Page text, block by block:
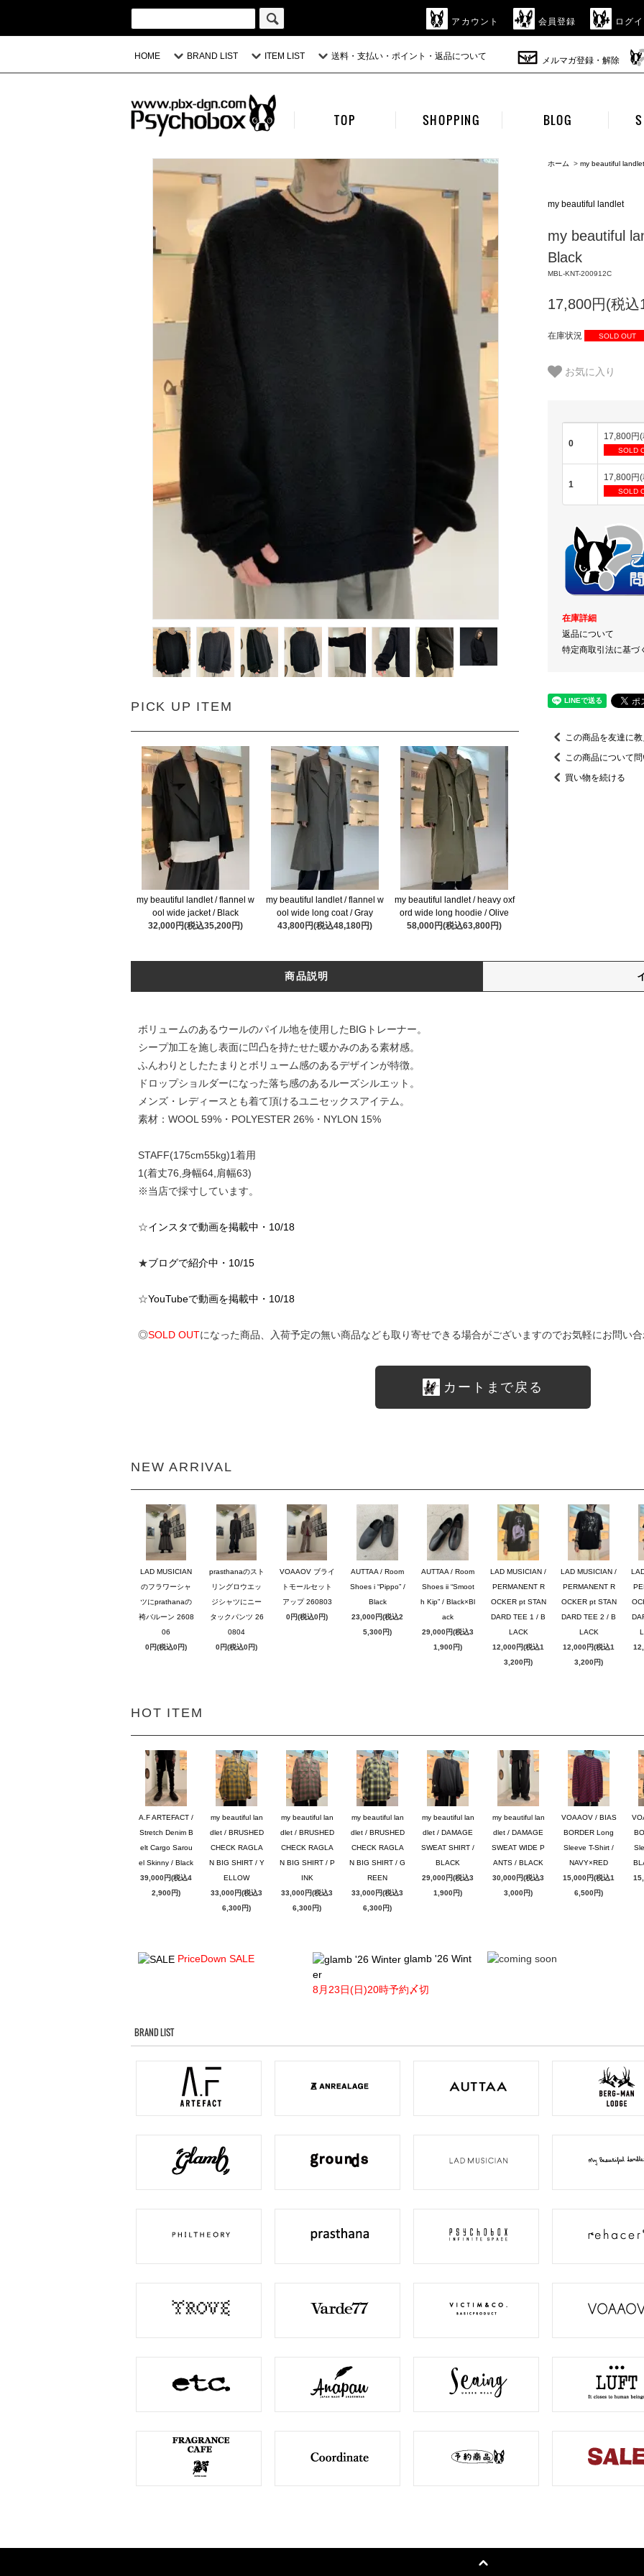
アカウント 会員登録 ログ
HOME BRAND LIST ITEM LIST 送料・支払い・ポイント・返品について メルマガ登録・解除
TOP SHOPPING BLOG
PICK UP ITEM
my beautiful landlet / flannel w
ool wide jacket / Black
32,000円(税込35,200円)
my beautiful landlet / flannel w
ool wide long coat / Gray
43,800円(税込48,180円)
my beautiful landlet / heavy oxf
ord wide long hoodie / Olive
58,000円(税込63,800円)
ホーム > my beautiful landlet
my beautiful landlet
my beautiful
Black
MBL-KNT-200912C
17,800円(税
在庫状況 SOLD OUT
お気に入り
0
17,800円
SOLD
1
17,800円
SOLD
在庫詳細
返品について
特定商取引法に基づ
この商品を友達に
この商品について
買い物を続ける
商品説明
ボリュームのあるウールのパイル地を使用したBIGトレーナー。
シープ加工を施し表面に凹凸を持たせた暖かみのある素材感。
ふんわりとしたたまりとボリューム感のあるデザインが特徴。
ドロップショルダーになった落ち感のあるルーズシルエット。
メンズ・レディースとも着て頂けるユニセックスアイテム。
素材：WOOL 59%・POLYESTER 26%・NYLON 15%
STAFF(175cm55kg)1着用
1(着丈76,身幅64,肩幅63)
※当店で採寸しています。
☆インスタで動画を掲載中・10/18
★ブログで紹介中・10/15
☆YouTubeで動画を掲載中・10/18
◎SOLD OUTになった商品、入荷予定の無い商品なども取り寄せできる場合がございますのでお気軽にお問い
カートまで戻る
NEW ARRIVAL
LAD MUSICIAN
のフラワーシャ
ツにprathanaの
袴バルーン 2608
06
0円(税込0円)
prasthanaのスト
リングロウエッ
ジシャツにニー
タックパンツ 26
0804
0円(税込0円)
VOAAOV ブライ
トモールセット
アップ 260803
0円(税込0円)
AUTTAA / Room
Shoes i “Pippo” /
Black
23,000円(税込2
5,300円)
AUTTAA / Room
Shoes ii “Smoot
h Kip” / Black×Bl
ack
29,000円(税込3
1,900円)
LAD MUSICIAN /
PERMANENT R
OCKER pt STAN
DARD TEE 1 / B
LACK
12,000円(税込1
3,200円)
LAD MUSICIAN /
PERMANENT R
OCKER pt STAN
DARD TEE 2 / B
LACK
12,000円(税込1
3,200円)
HOT ITEM
A.F ARTEFACT /
Stretch Denim B
elt Cargo Sarou
el Skinny / Black
39,000円(税込4
2,900円)
my beautiful lan
dlet / BRUSHED
CHECK RAGLA
N BIG SHIRT / Y
ELLOW
33,000円(税込3
6,300円)
my beautiful lan
dlet / BRUSHED
CHECK RAGLA
N BIG SHIRT / P
INK
33,000円(税込3
6,300円)
my beautiful lan
dlet / BRUSHED
CHECK RAGLA
N BIG SHIRT / G
REEN
33,000円(税込3
6,300円)
my beautiful lan
dlet / DAMAGE
SWEAT SHIRT /
BLACK
29,000円(税込3
1,900円)
my beautiful lan
dlet / DAMAGE
SWEAT WIDE P
ANTS / BLACK
30,000円(税込3
3,000円)
VOAAOV / BIAS
BORDER Long
Sleeve T-Shirt /
NAVY×RED
15,000円(税込1
6,500円)
PriceDown SALE
glamb '26 Wint
er
8月23日(日)20時予約〆切
BRAND LIST